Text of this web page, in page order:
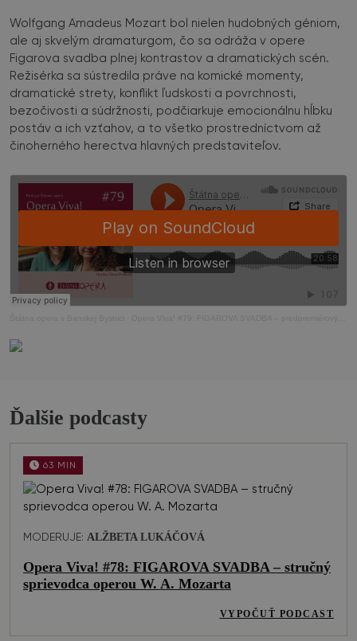
Wolfgang Amadeus Mozart bol nielen hudobných géniom,
ale aj skvelým dramaturgom, čo sa odráža v opere
Figarova svadba plnej kontrastov a dramatických scén.
Režisérka sa sústredila práve na komické momenty,
dramatické strety, konflikt ľudskosti a povrchnosti,
bezočivosti a súdržnosti, podčiarkuje emocionálnu hĺbku
postáv a ich vzťahov, a to všetko prostredníctvom až
činoherného herectva hlavných predstaviteľov.
Ďalšie podcasty
63 MIN
MODERUJE: ALŽBETA LUKÁČOVÁ
Opera Viva! #78: FIGAROVA SVADBA – stručný
sprievodca operou W. A. Mozarta
VYPOČUŤ PODCAST